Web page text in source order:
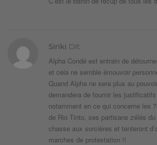
Siriki Dit
Alpha Condé est entrain de
et cela ne semble émouvoir
Quand Alpha ne sera plus au
demandera de fournir les justificatifs
notamment en ce qui concerne les
de Rio Tinto, ses partisans zélés
chasse aux sorcières et tenteront
marches de protestation !!